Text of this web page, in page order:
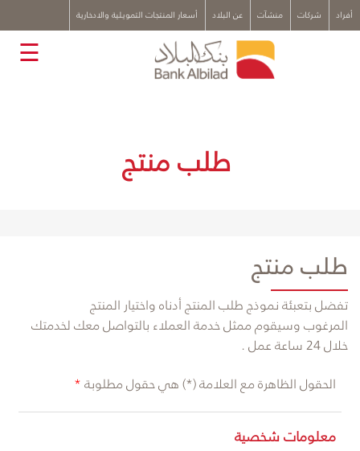
أفراد شركات منشآت عن البلاد أسعار المنتجات التمويلية والادخارية x☰
طلب منتج
طلب منتج
​تفضل بتعبئة نموذج طلب المنتج أدناه واختيار المنتج
المرغوب وسيقوم ممثل خدمة العملاء بالتواصل معكلخدمتك
خلال 24 ساعة عمل .
الحقول الظاهرة مع العلامة (*) هي حقول مطلوبة
معلومات شخصية